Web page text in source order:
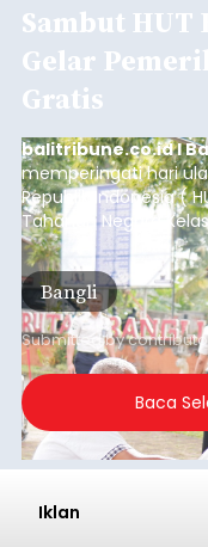
Sambut HUT
Gelar
Gratis
balitribune.co.id I
memperingati hari
Republik Indonesia (
Tahanan Negara
kegiatan
(6/8/2026).
Bangli
Submitted bycontributor
Baca
Iklan